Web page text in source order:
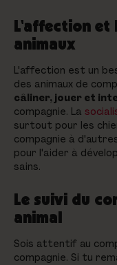
L'affection et
animaux
L'affection est un
des animaux de
câliner, jouer et
compagnie. La
surtout pour les
compagnie à
pour l'aider à
sains.
Le suivi du
animal
Sois attentif au
compagnie. Si tu